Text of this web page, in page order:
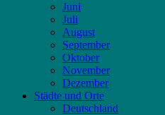
Juni
Juli
August
September
Oktober
November
Dezember
Städte und Orte
Deutschland